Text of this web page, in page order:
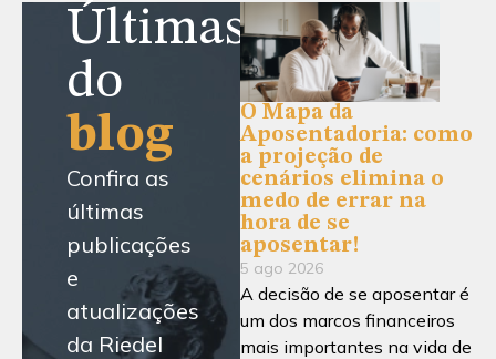
Últimas
do
blog
Confira as
últimas
publicações
e
atualizações
da Riedel
O Mapa da
Aposentadoria: como
a projeção de
cenários elimina o
medo de errar na
hora de se
aposentar!
5 ago 2026
A decisão de se aposentar é
um dos marcos financeiros
mais importantes na vida de